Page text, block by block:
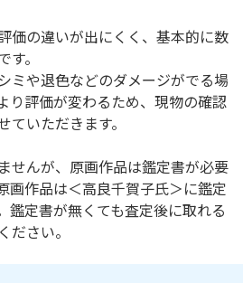
価の違いが出にくく、基本的に数
。
ミや退色などのダメージがでる場
り評価が変わるため、現物の確認
いただきます。
せんが、原画作品は鑑定書が必要
画作品は＜高良千賀子氏＞に鑑定
鑑定書が無くても査定後に取れる
ださい。